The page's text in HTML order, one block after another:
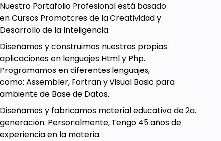
Nuestro Portafolio Profesional está basado
en Cursos Promotores de la Creatividad y
Desarrollo de la Inteligencia.
Diseñamos y construimos nuestras propias
aplicaciones en lenguajes Html y Php.
Programamos en diferentes lenguajes,
como: Assembler, Fortran y Visual Basic para
ambiente de Base de Datos.
Diseñamos y fabricamos material educativo de 2a.
generación. Personalmente, Tengo 45 años de
experiencia en la materia